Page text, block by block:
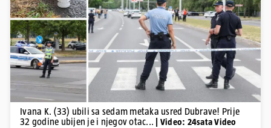
Pokretanje videa...
Ivana K. (33) ubili sa sedam metaka usred Dubrave! Prije
32 godine ubijen je i njegov otac...
| Video: 24sata Video